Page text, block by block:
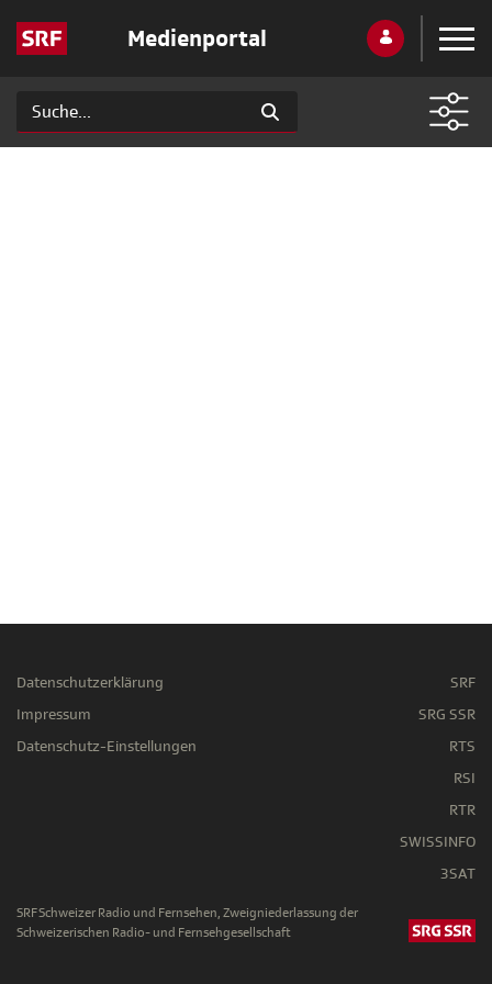
Medienportal
Datenschutzerklärung
Impressum
Datenschutz-Einstellungen
SRF
SRG SSR
RTS
RSI
RTR
SWISSINFO
3SAT
SRF Schweizer Radio und Fernsehen, Zweigniederlassung der
Schweizerischen Radio- und Fernsehgesellschaft